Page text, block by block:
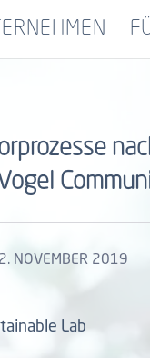
NOVEMBER 2019
Lab